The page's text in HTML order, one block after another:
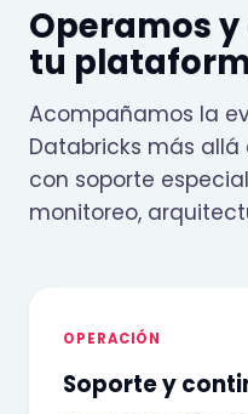
Operamos
tu
Acompañamos la
Databricks más
con soporte
monitoreo,
OPERACIÓN
Soporte y